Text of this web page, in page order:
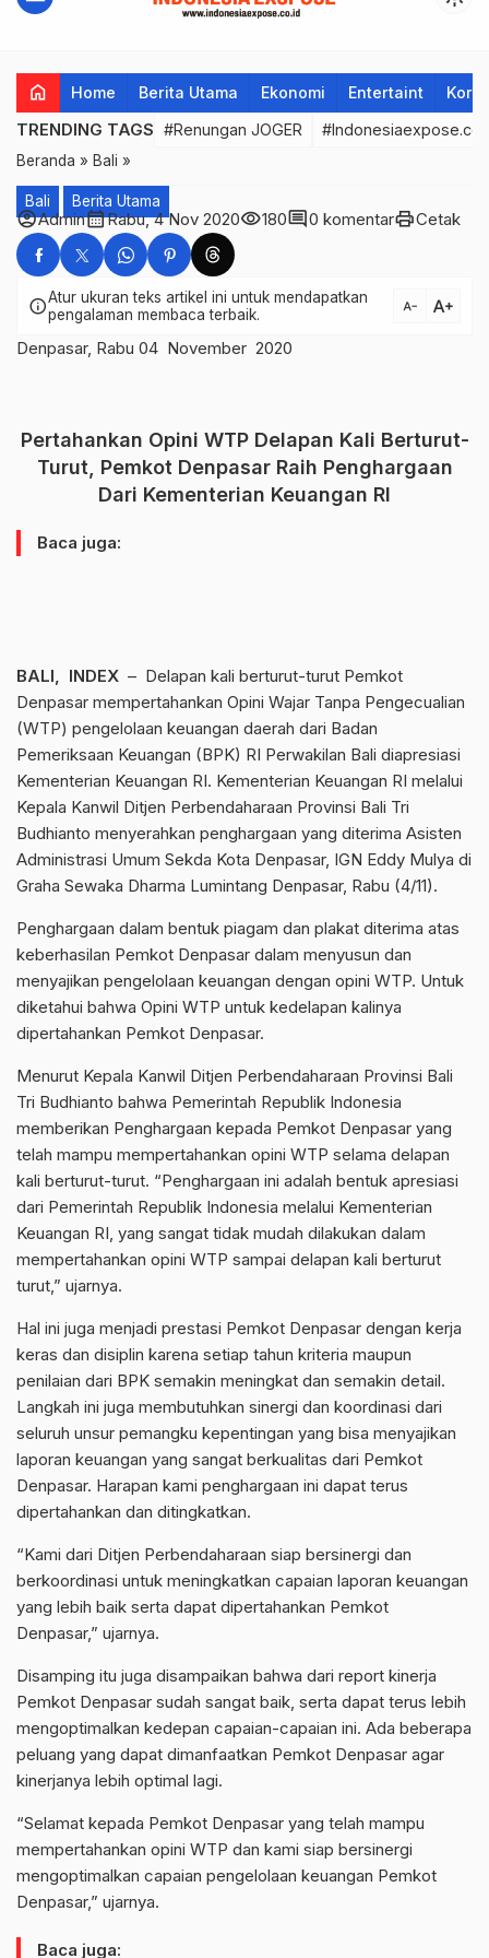
home Home Berita Utama Ekonomi Entertaint
TRENDING TAGS #Renungan JOGER
Beranda » Bali »
Bali Berita Utama
account_circleAdmincalendar_monthRabu, 4 Nov 2020visibility180comment0 komentarprintCetak
infoAtur ukuran teks artikel ini untuk mendapatkan
pengalaman membaca terbaik.
text_decrease text_increase
Denpasar, Rabu 04 November 2020
Pertahankan Opini WTP Delapan Kali Berturut-
Turut, Pemkot Denpasar Raih Penghargaan
Dari Kementerian Keuangan RI
Baca juga:
BALI, INDEX – Delapan kali berturut-turut Pemkot
Denpasar mempertahankan Opini Wajar Tanpa Pengecualian
(WTP) pengelolaan keuangan daerah dari Badan
Pemeriksaan Keuangan (BPK) RI Perwakilan Bali diapresiasi
Kementerian Keuangan RI. Kementerian Keuangan RI melalui
Kepala Kanwil Ditjen Perbendaharaan Provinsi Bali Tri
Budhianto menyerahkan penghargaan yang diterima Asisten
Administrasi Umum Sekda Kota Denpasar, IGN Eddy Mulya di
Graha Sewaka Dharma Lumintang Denpasar, Rabu (4/11).
Penghargaan dalam bentuk piagam dan plakat diterima atas
keberhasilan Pemkot Denpasar dalam menyusun dan
menyajikan pengelolaan keuangan dengan opini WTP. Untuk
diketahui bahwa Opini WTP untuk kedelapan kalinya
dipertahankan Pemkot Denpasar.
Menurut Kepala Kanwil Ditjen Perbendaharaan Provinsi Bali
Tri Budhianto bahwa Pemerintah Republik Indonesia
memberikan Penghargaan kepada Pemkot Denpasar yang
telah mampu mempertahankan opini WTP selama delapan
kali berturut-turut. “Penghargaan ini adalah bentuk apresiasi
dari Pemerintah Republik Indonesia melalui Kementerian
Keuangan RI, yang sangat tidak mudah dilakukan dalam
mempertahankan opini WTP sampai delapan kali berturut
turut,” ujarnya.
Hal ini juga menjadi prestasi Pemkot Denpasar dengan kerja
keras dan disiplin karena setiap tahun kriteria maupun
penilaian dari BPK semakin meningkat dan semakin detail.
Langkah ini juga membutuhkan sinergi dan koordinasi dari
seluruh unsur pemangku kepentingan yang bisa menyajikan
laporan keuangan yang sangat berkualitas dari Pemkot
Denpasar. Harapan kami penghargaan ini dapat terus
dipertahankan dan ditingkatkan.
“Kami dari Ditjen Perbendaharaan siap bersinergi dan
berkoordinasi untuk meningkatkan capaian laporan keuangan
yang lebih baik serta dapat dipertahankan Pemkot
Denpasar,” ujarnya.
Disamping itu juga disampaikan bahwa dari report kinerja
Pemkot Denpasar sudah sangat baik, serta dapat terus lebih
mengoptimalkan kedepan capaian-capaian ini. Ada beberapa
peluang yang dapat dimanfaatkan Pemkot Denpasar agar
kinerjanya lebih optimal lagi.
“Selamat kepada Pemkot Denpasar yang telah mampu
mempertahankan opini WTP dan kami siap bersinergi
mengoptimalkan capaian pengelolaan keuangan Pemkot
Denpasar,” ujarnya.
Baca juga: